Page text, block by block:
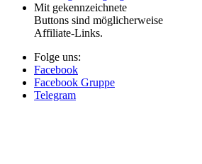
Mit gekennzeichnete
Buttons sind möglicherweise
Affiliate-Links.
Folge uns:
Facebook
Facebook Gruppe
Telegram